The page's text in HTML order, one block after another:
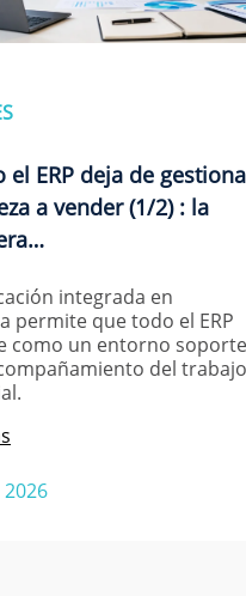
el ERP deja de
a vender (1/2) : la
integrada en
permite que todo el ERP
como un entorno
del trabajo